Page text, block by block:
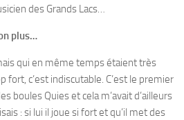
des Grands Lacs…
plus…
qui en même temps étaient très
fort, c’est indiscutable. C’est le premier
boules Quies et cela m’avait d’ailleurs
: si lui il joue si fort et qu’il met des